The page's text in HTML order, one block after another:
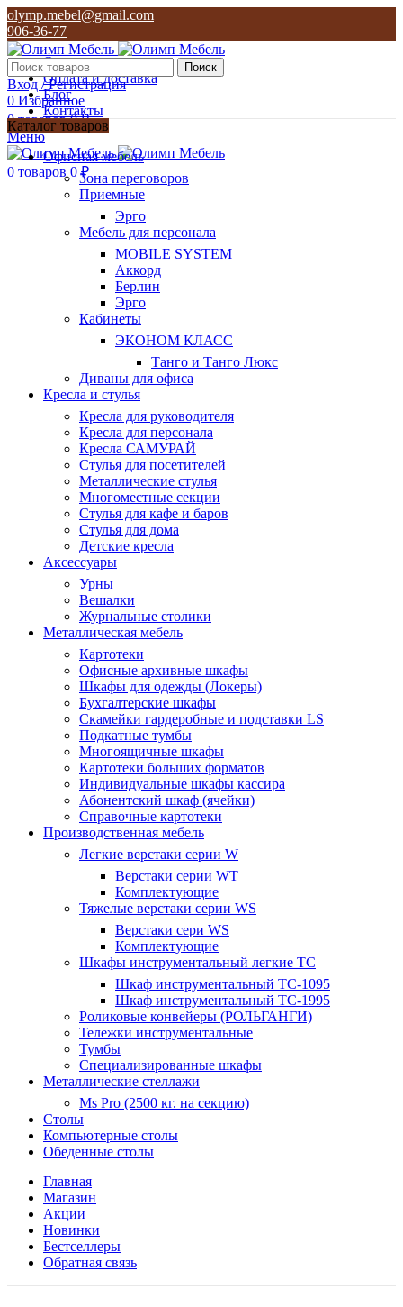
olymp.mebel@gmail.com
906-36-77
О нас
Оплата и доставка
Блог
Контакты
906-36-77
Поиск
Вход / Регистрация
0 Избранное
0товаров 0₽
Меню
0 товаров 0₽
Каталог товаров
Офисная мебель
Зона переговоров
Приемные
Эрго
Мебель для персонала
MOBILE SYSTEM
Аккорд
Берлин
Эрго
Кабинеты
ЭКОНОМ КЛАСС
Танго и Танго Люкс
Диваны для офиса
Кресла и стулья
Кресла для руководителя
Кресла для персонала
Кресла САМУРАЙ
Стулья для посетителей
Металлические стулья
Многоместные секции
Стулья для кафе и баров
Стулья для дома
Детские кресла
Аксессуары
Урны
Вешалки
Журнальные столики
Металлическая мебель
Картотеки
Офисные архивные шкафы
Шкафы для одежды (Локеры)
Бухгалтерские шкафы
Скамейки гардеробные и подставки LS
Подкатные тумбы
Многоящичные шкафы
Картотеки больших форматов
Индивидуальные шкафы кассира
Абонентский шкаф (ячейки)
Справочные картотеки
Производственная мебель
Легкие верстаки серии W
Верстаки серии WT
Комплектующие
Тяжелые верстаки серии WS
Верстаки сери WS
Комплектующие
Шкафы инструментальный легкие ТС
Шкаф инструментальный TC-1095
Шкаф инструментальный TC-1995
Роликовые конвейеры (РОЛЬГАНГИ)
Тележки инструментальные
Тумбы
Специализированные шкафы
Металлические стеллажи
Ms Pro (2500 кг. на секцию)
Столы
Компьютерные столы
Обеденные столы
Главная
Магазин
Акции
Новинки
Бестселлеры
Обратная связь